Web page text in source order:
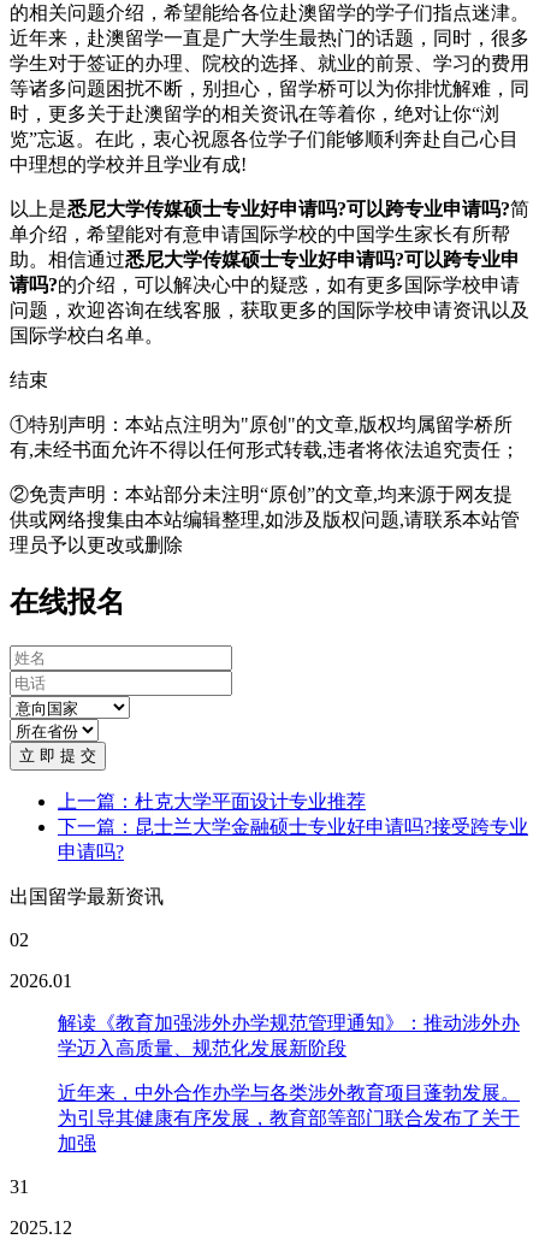
的相关问题介绍，希望能给各位赴澳留学的学子们指点迷津。
近年来，赴澳留学一直是广大学生最热门的话题，同时，很多
学生对于签证的办理、院校的选择、就业的前景、学习的费用
等诸多问题困扰不断，别担心，留学桥可以为你排忧解难，同
时，更多关于赴澳留学的相关资讯在等着你，绝对让你“浏
览”忘返。在此，衷心祝愿各位学子们能够顺利奔赴自己心目
中理想的学校并且学业有成!
以上是悉尼大学传媒硕士专业好申请吗?可以跨专业申请吗?简
单介绍，希望能对有意申请国际学校的中国学生家长有所帮
助。相信通过悉尼大学传媒硕士专业好申请吗?可以跨专业申
请吗?的介绍，可以解决心中的疑惑，如有更多国际学校申请
问题，欢迎咨询在线客服 ，获取更多的国际学校申请资讯以及
国际学校白名单。
结束
①特别声明：本站点注明为"原创"的文章,版权均属留学桥所
有,未经书面允许不得以任何形式转载,违者将依法追究责任；
②免责声明：本站部分未注明“原创”的文章,均来源于网友提
供或网络搜集由本站编辑整理,如涉及版权问题,请联系本站管
理员予以更改或删除
在线报名
立 即 提 交
上一篇：杜克大学平面设计专业推荐
下一篇：昆士兰大学金融硕士专业好申请吗?接受跨专业
申请吗?
出国留学最新资讯
02
2026.01
解读《教育加强涉外办学规范管理通知》：推动涉外办
学迈入高质量、规范化发展新阶段
近年来，中外合作办学与各类涉外教育项目蓬勃发展。
为引导其健康有序发展，教育部等部门联合发布了关于
加强
31
2025.12